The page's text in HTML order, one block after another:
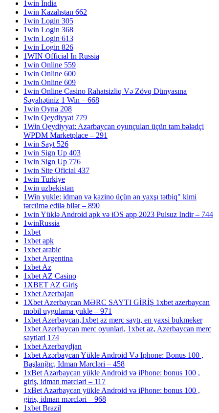
1win India
1win Kazahstan 662
1win Login 305
1win Login 368
1win Login 613
1win Login 826
1WIN Official In Russia
1win Online 559
1win Online 600
1win Online 609
1win Online Casino Rahatsizliq Və Zövq Dünyasına
Səyahətiniz 1 Win – 668
1win Oyna 208
1win Qeydiyyat 779
1Win Qeydiyyat: Azərbaycan oyunçuları üçün tam bələdçi
WPDM Marketplace – 291
1win Sayt 526
1win Sign Up 403
1win Sign Up 776
1win Site Oficial 437
1win Turkiye
1win uzbekistan
1Win yukle: idman və kazino üçün ən yaxşı tətbiq" kimi
tərcümə edilə bilər – 890
1win Yüklə Android apk və iOS app 2023 Pulsuz Indir – 744
1winRussia
1xbet
1xbet apk
1xbet arabic
1xbet Argentina
1xbet Az
1xbet AZ Casino
1XBET AZ Giriş
1xbet Azerbajan
1Xbet Azerbaycan MƏRC SAYTI GİRİŞ 1xbet azerbaycan
mobil uygulama yukle – 971
1xbet Azerbaycan,1xbet az merc saytı, en yaxsi bukmeker
1xbet Azerbaycan merc oyunlari, 1xbet az, Azerbaycan merc
saytlari 174
1xbet Azerbaydjan
1xbet Azərbaycan Yükle Android Və Iphone: Bonus 100 ,
Başlanğıc, Idman Mərcləri – 458
1xBet Azərbaycan yükle Android və iPhone: bonus 100 ,
giriş, idman mərcləri – 117
1xBet Azərbaycan yükle Android və iPhone: bonus 100 ,
giriş, idman mərcləri – 968
1xbet Brazil